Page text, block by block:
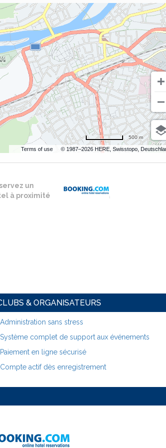
Terms of use © 1987–2026 HERE, Swisstopo,
500 m
un
à proximité
& ORGANISATEURS
Administration sans stress
Système complet de support aux événements
Paiement en ligne sécurisé
Compte actif dès enregistrement